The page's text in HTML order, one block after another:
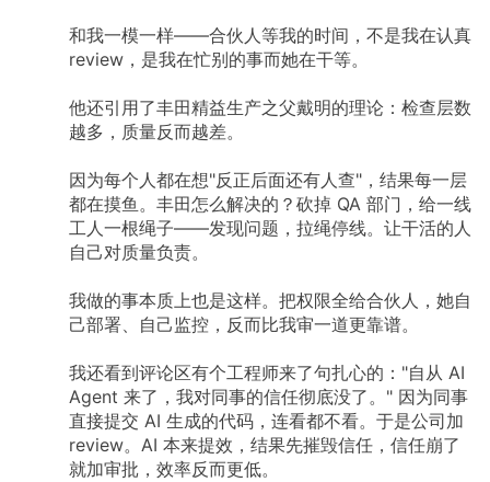
和我一模一样——合伙人等我的时间，不是我在认真
review，是我在忙别的事而她在干等。
他还引用了丰田精益生产之父戴明的理论：检查层数
越多，质量反而越差。
因为每个人都在想"反正后面还有人查"，结果每一层
都在摸鱼。丰田怎么解决的？砍掉 QA 部门，给一线
工人一根绳子——发现问题，拉绳停线。让干活的人
自己对质量负责。
我做的事本质上也是这样。把权限全给合伙人，她自
己部署、自己监控，反而比我审一道更靠谱。
我还看到评论区有个工程师来了句扎心的："自从 AI
Agent 来了，我对同事的信任彻底没了。" 因为同事
直接提交 AI 生成的代码，连看都不看。于是公司加
review。AI 本来提效，结果先摧毁信任，信任崩了
就加审批，效率反而更低。